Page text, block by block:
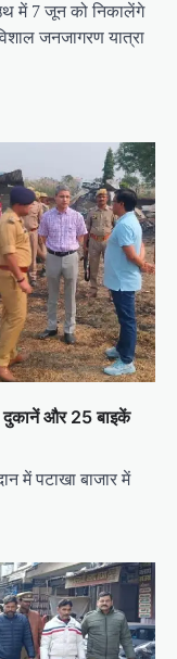
में 7 जून को निकालेंगे
जनजागरण यात्रा
दुकानें और 25 बाइकें
में पटाखा बाजार में